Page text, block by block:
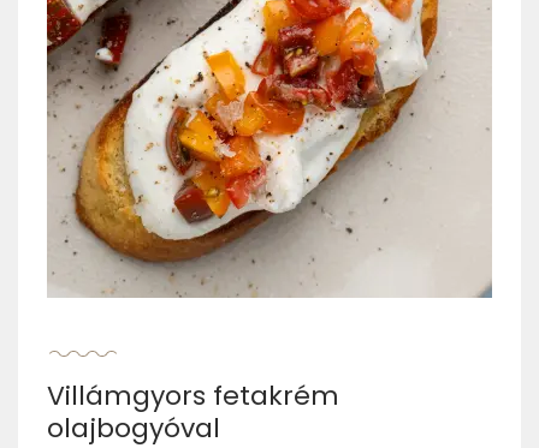
Villámgyors fetakrém
olajbogyóval